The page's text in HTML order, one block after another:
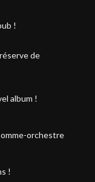
!
de
album !
orchestre
!